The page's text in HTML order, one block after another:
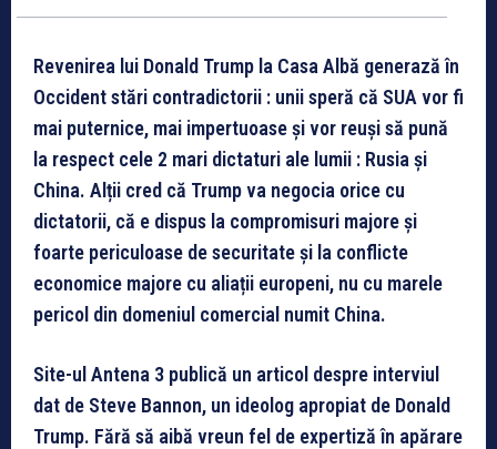
Revenirea lui Donald Trump la Casa Albă generază în
Occident stări contradictorii : unii speră că SUA vor fi
mai puternice, mai impertuoase și vor reuși să pună
la respect cele 2 mari dictaturi ale lumii : Rusia și
China. Alții cred că Trump va negocia orice cu
dictatorii, că e dispus la compromisuri majore și
foarte periculoase de securitate și la conflicte
economice majore cu aliații europeni, nu cu marele
pericol din domeniul comercial numit China.
Site-ul Antena 3 publică un articol despre interviul
dat de Steve Bannon, un ideolog apropiat de Donald
Trump. Fără să aibă vreun fel de expertiză în apărare